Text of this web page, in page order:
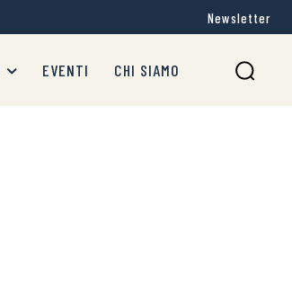
Newsletter
EVENTI CHI SIAMO